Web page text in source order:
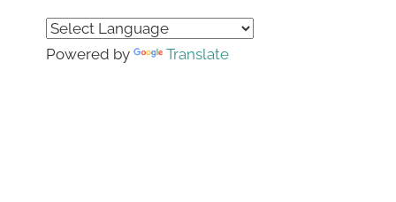
Powered by Translate